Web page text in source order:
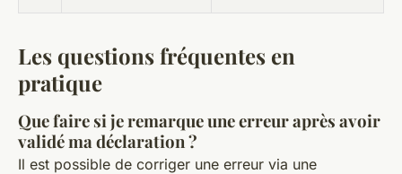
Les questions fréquentes en
pratique
Que faire si je remarque une erreur après avoir
validé ma déclaration ?
Il est possible de corriger une erreur via une